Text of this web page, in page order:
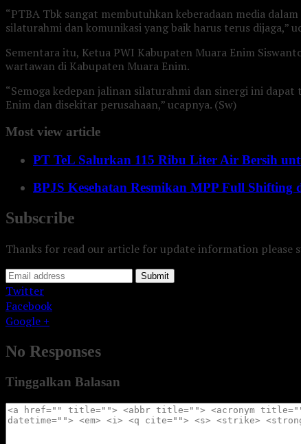
“PTBA Tbk sangat membutuhkan keberadaan media
silaturahmi dan komunikasi yang baik harus terus dijaga,”
Sementara itu, Ketua PWI Kabupaten Muara Enim
wartawan di Kabupaten Muara Enim.
“Semoga kedepan jalinan silaturahmi dan sinergi ini
Enim dan disekitar perusahaan,” ucapnya. (Sw)
Most view article
PT TeL Salurkan 115 Ribu Liter Air Bersih
BPJS Kesehatan Resmikan MPP Full
Subscribe
Thanks for read our article for update information please
Submit
Twitter
Facebook
Google +
No Responses
Tinggalkan Balasan